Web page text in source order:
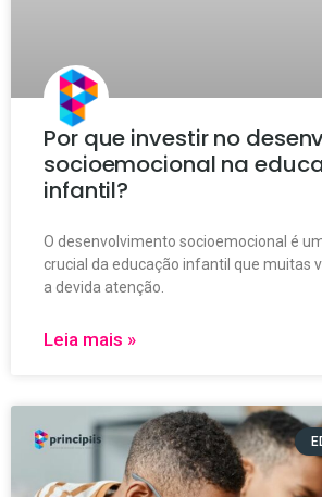
Por que investir no
socioemocional na
infantil?
O desenvolvimento socioemocional é
crucial da educação infantil que muitas
a devida atenção.
Leia mais »